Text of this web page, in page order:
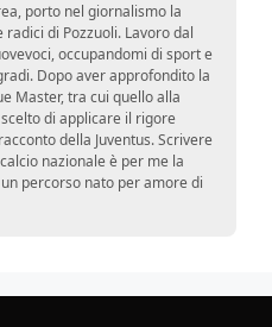
porto nel giornalismo la
di Pozzuoli. Lavoro dal
occupandomi di sport e
Dopo aver approfondito la
Master, tra cui quello alla
di applicare il rigore
della Juventus. Scrivere
nazionale è per me la
percorso nato per amore di